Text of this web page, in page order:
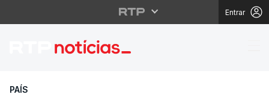
Entrar
Federação de
PAÍS